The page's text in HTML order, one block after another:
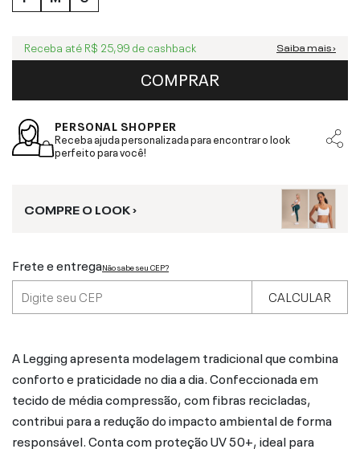
Receba até R$ 25,99 de cashback Saiba mais ›
COMPRAR
PERSONAL SHOPPER
Receba ajuda personalizada para encontrar o look
perfeito para você!
COMPRE O LOOK ›
Frete e entregaNão sabe seu CEP?
CALCULAR
A Legging apresenta modelagem tradicional que combina
conforto e praticidade no dia a dia. Confeccionada em
tecido de média compressão, com fibras recicladas,
contribui para a redução do impacto ambiental de forma
responsável. Conta com proteção UV 50+, ideal para